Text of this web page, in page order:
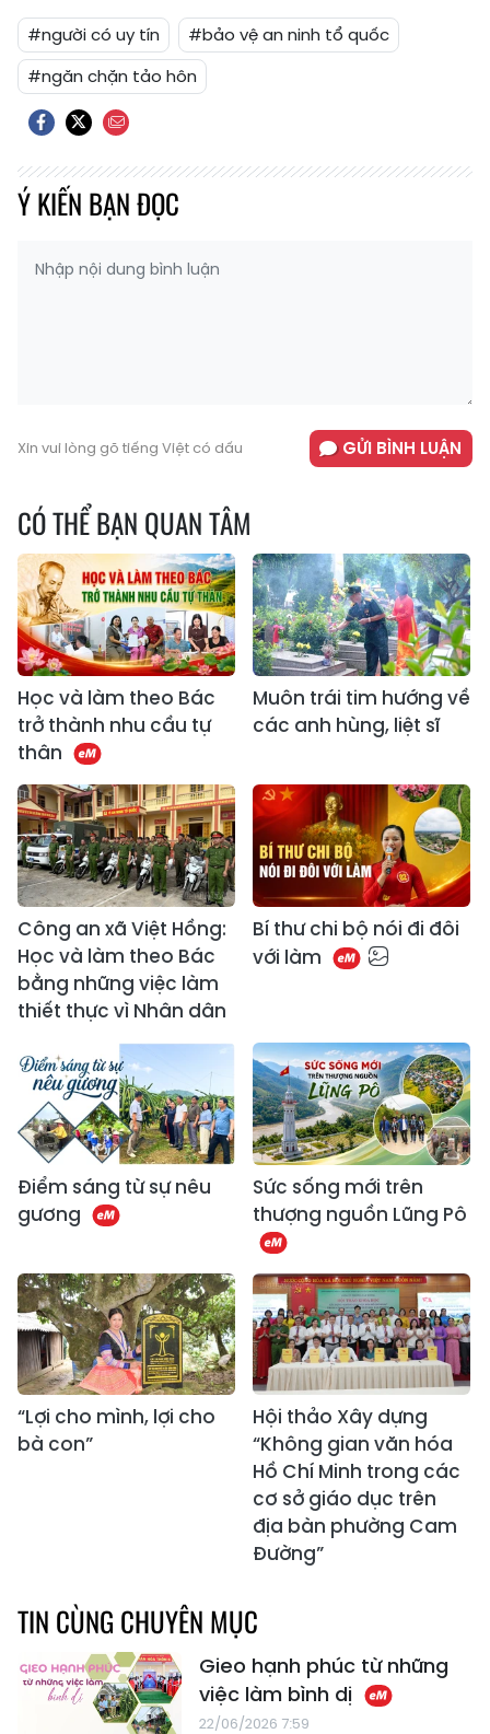
#người có uy tín
#bảo vệ an ninh tổ quốc
#ngăn chặn tảo hôn
Ý KIẾN BẠN ĐỌC
Xin vui lòng gõ tiếng Việt có dấu GỬI BÌNH LUẬN
CÓ THỂ BẠN QUAN TÂM
Học và làm theo Bác
trở thành nhu cầu tự
thân
Muôn trái tim hướng về
các anh hùng, liệt sĩ
Công an xã Việt Hồng:
Học và làm theo Bác
bằng những việc làm
thiết thực vì Nhân dân
Bí thư chi bộ nói đi đôi
với làm
Điểm sáng từ sự nêu
gương
Sức sống mới trên
thượng nguồn Lũng Pô
“Lợi cho mình, lợi cho
bà con”
Hội thảo Xây dựng
“Không gian văn hóa
Hồ Chí Minh trong các
cơ sở giáo dục trên
địa bàn phường Cam
Đường”
TIN CÙNG CHUYÊN MỤC
Gieo hạnh phúc từ những
việc làm bình dị
22/06/2026 7:59